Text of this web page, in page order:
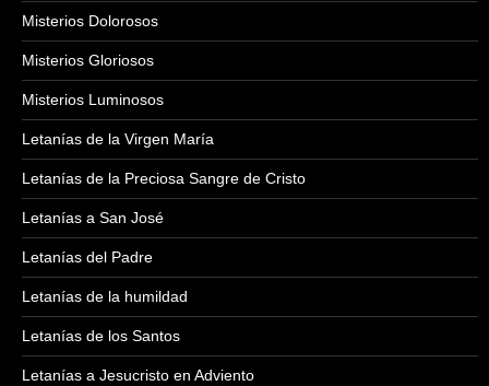
Misterios Dolorosos
Misterios Gloriosos
Misterios Luminosos
Letanías de la Virgen María
Letanías de la Preciosa Sangre de Cristo
Letanías a San José
Letanías del Padre
Letanías de la humildad
Letanías de los Santos
Letanías a Jesucristo en Adviento